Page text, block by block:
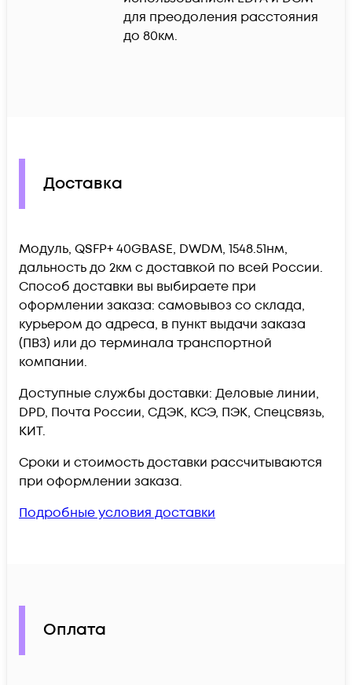
для преодоления расстояния
до 80км.
Доставка
Модуль, QSFP+ 40GBASE, DWDM, 1548.51нм,
дальность до 2км c доставкой по всей России.
Способ доставки вы выбираете при
оформлении заказа: самовывоз со склада,
курьером до адреса, в пункт выдачи заказа
(ПВЗ) или до терминала транспортной
компании.
Доступные службы доставки: Деловые линии,
DPD, Почта России, СДЭК, КСЭ, ПЭК, Спецсвязь,
КИТ.
Сроки и стоимость доставки рассчитываются
при оформлении заказа.
Подробные условия доставки
Оплата